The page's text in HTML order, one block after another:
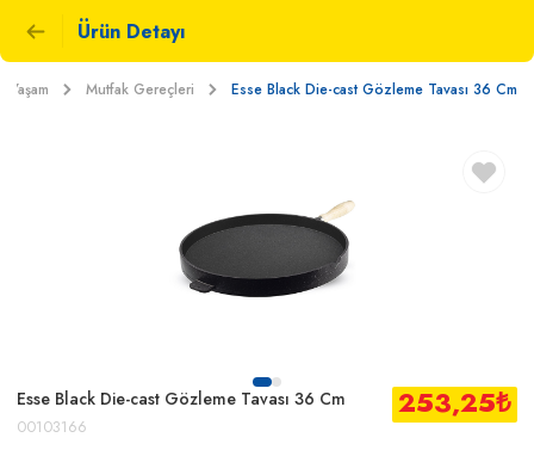
Ürün Detayı
Yaşam Mutfak Gereçleri Esse Black Die-cast Gözleme Tavası 36 Cm
Esse Black Die-cast Gözleme Tavası 36 Cm
00103166
253,25₺